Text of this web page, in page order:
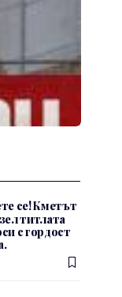
се! Кметът
титлата
с гордост